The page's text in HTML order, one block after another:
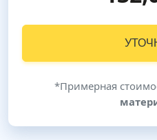
*Примерная